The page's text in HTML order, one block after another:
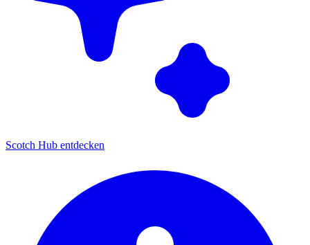
Scotch Hub entdecken